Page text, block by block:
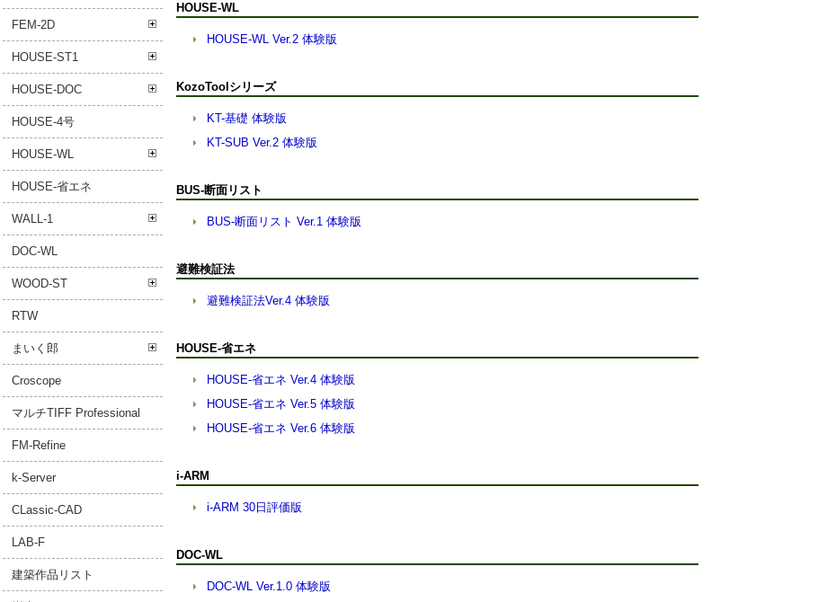
FEM-2D
HOUSE-ST1
HOUSE-DOC
HOUSE-4号
HOUSE-WL
HOUSE-省エネ
WALL-1
DOC-WL
WOOD-ST
RTW
まいく郎
Croscope
マルチTIFF Professional
FM-Refine
k-Server
CLassic-CAD
LAB-F
建築作品リスト
HOUSE-WL
HOUSE-WL Ver.2 体験版
KozoToolシリーズ
KT-基礎 体験版
KT-SUB Ver.2 体験版
BUS-断面リスト
BUS-断面リスト Ver.1 体験版
避難検証法
避難検証法Ver.4 体験版
HOUSE-省エネ
HOUSE-省エネ Ver.4 体験版
HOUSE-省エネ Ver.5 体験版
HOUSE-省エネ Ver.6 体験版
i-ARM
i-ARM 30日評価版
DOC-WL
DOC-WL Ver.1.0 体験版